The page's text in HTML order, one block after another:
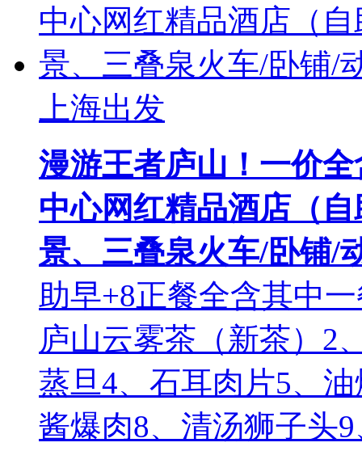
上海出发
漫游王者庐山！一价
中心网红精品酒店（
景、三叠泉火车/卧铺/
助早+8正餐全含其中
庐山云雾茶（新茶）2
蒸旦4、石耳肉片5、
酱爆肉8、清汤狮子头